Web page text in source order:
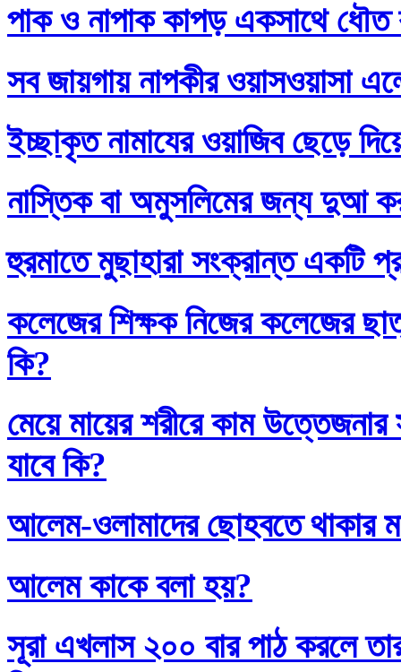
পাক ও নাপাক কাপড় একসাথে ধৌত
সব জায়গায় নাপকীর ওয়াসওয়াসা
ইচ্ছাকৃত নামাযের ওয়াজিব ছেড়ে
নাস্তিক বা অমুসলিমের জন্য দুআ
হুরমাতে মুছাহারা সংক্রান্ত একটি
কলেজের শিক্ষক নিজের কলেজের
কি?
মেয়ে মায়ের শরীরে কাম উত্তেজনার
যাবে কি?
আলেম-ওলামাদের ছোহবতে থাকার
আলেম কাকে বলা হয়?
সূরা এখলাস ২০০ বার পাঠ করলে